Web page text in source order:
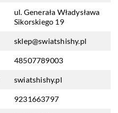
ul. Generała Władysława
Sikorskiego 19
sklep@swiatshishy.pl
48507789003
swiatshishy.pl
9231663797